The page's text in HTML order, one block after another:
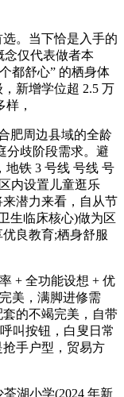
。当下恰是入手的
念仅代表做者本
都舒心” 的栖身体
新增学位超 2.5 万
，
肥周边县域的全龄
分歧阶段需求。避
地铁 3 号线 号线 号
内设置儿童逛乐
潜力来看，自从节
生临床核心)做为区
良教育;栖身舒服
+ 全功能设想 + 优
美，满脚进修需
的不竭完美，自带
叫按钮，白叟日常
手户型，贸易方
湖小学(2024 年新